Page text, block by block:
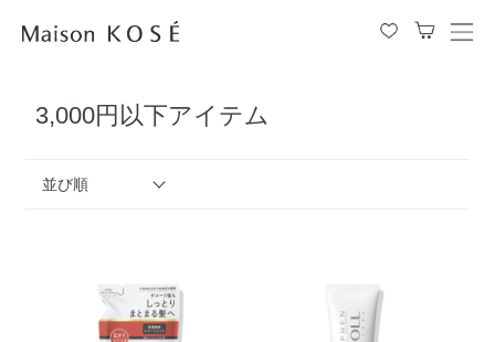
メ
3,000円以下アイテム
並び順